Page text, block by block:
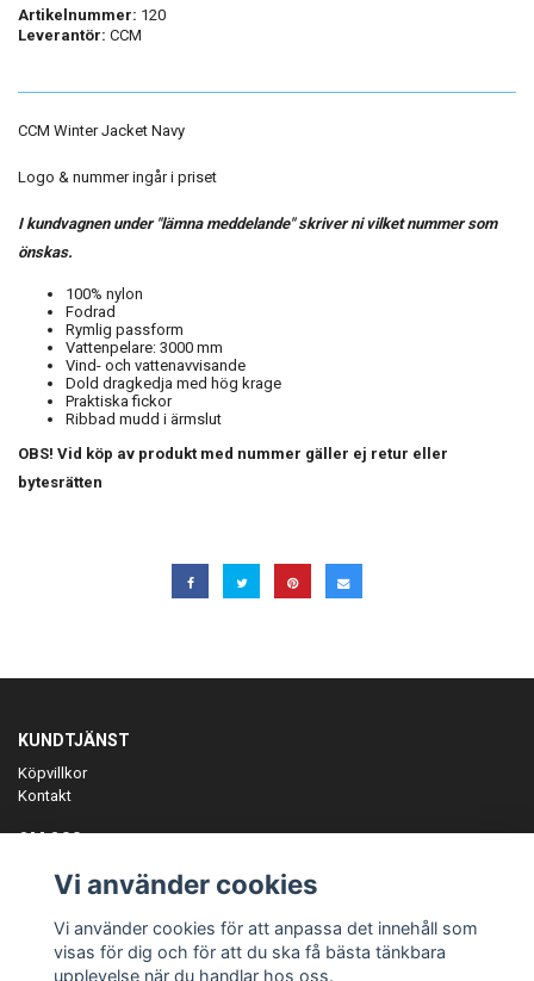
Artikelnummer: 120
Leverantör: CCM
CCM Winter Jacket Navy
Logo & nummer ingår i priset
I kundvagnen under "lämna meddelande" skriver ni vilket nummer som
önskas.
100% nylon
Fodrad
Rymlig passform
Vattenpelare: 3000 mm
Vind- och vattenavvisande
Dold dragkedja med hög krage
Praktiska fickor
Ribbad mudd i ärmslut
OBS! Vid köp av produkt med nummer gäller ej retur eller
bytesrätten
KUNDTJÄNST
Köpvillkor
Kontakt
OM OSS
ANMÄL DIG TILL VÅRT NYHETSBREV
Prenumerera
Vi använder cookies
Vi använder cookies för att anpassa det innehåll som
visas för dig och för att du ska få bästa tänkbara
upplevelse när du handlar hos oss.